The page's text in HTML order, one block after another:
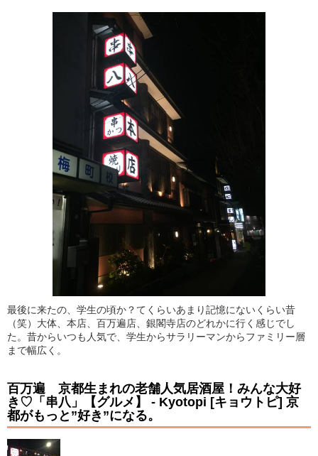
最後に来たの、学生の頃か？てくらいあまり記憶にないくらい昔
（笑）大体、本店、百万遍店、銀閣寺店のどれかに行く感じでし
た。昔からいつも人気で、学生からサラリーマンからファミリー層
まで幅広く。
百万遍 京都生まれの老舗人気居酒屋！みんな大好
き♡「串八」【グルメ】 - Kyotopi [キョウトピ] 京
都がもっと”好き”になる。